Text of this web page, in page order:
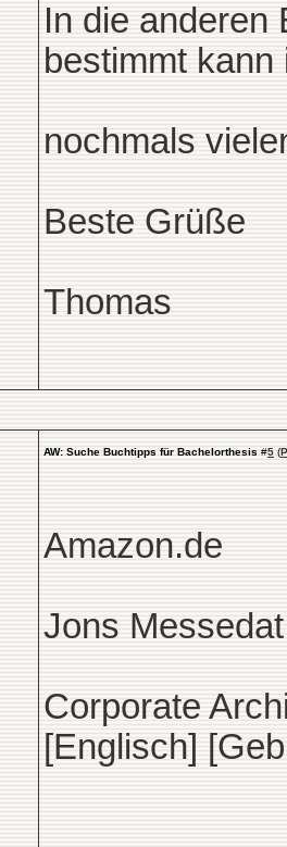
In die anderen
bestimmt
nochmals
Beste Grüße
Thomas
AW: Suche Buchtipps für Bachelorthesis #5 (
Amazon.de
Jons Messedat
Corporate
[Englisch]